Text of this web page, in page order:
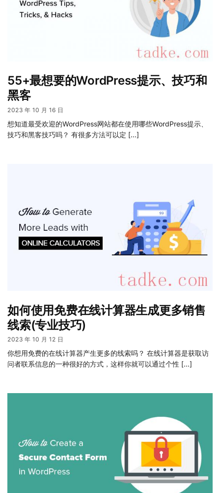
55+最想要的WordPress提示、技巧和
黑客
2023 年 10 月 16 日
想知道最受欢迎的WordPress网站都在使用哪些WordPress提示、
技巧和黑客技巧吗？ 有很多方法可以定 […]
如何使用免费在线计算器生成更多销售
线索(专业技巧)
2023 年 10 月 12 日
你想用免费的在线计算器产生更多的线索吗？ 在线计算器是获取访
问者联系信息的一种很好的方式，这样你就可以通过个性 […]